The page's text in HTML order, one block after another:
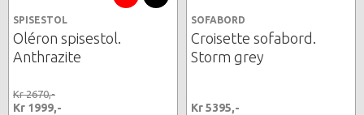
SPISESTOL
Oléron spisestol.
Anthrazite
Kr 2670,-
Kr 1999,-
SOFABORD
Croisette sofabord.
Storm grey
Kr 5395,-